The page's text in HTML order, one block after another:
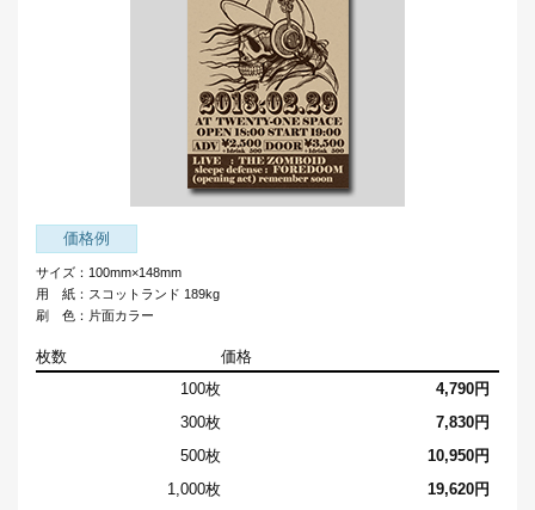
価格例
サイズ：100mm×148mm
用 紙：スコットランド 189kg
刷 色：片面カラー
枚数
価格
100枚
4,790円
300枚
7,830円
500枚
10,950円
1,000枚
19,620円